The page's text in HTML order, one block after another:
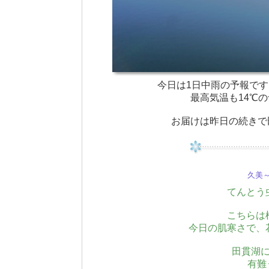
今日は1日中雨の予報で
最高気温も14℃の
お届けは昨日の続き
久美
てんと
こちらは
今日の肌寒さで、
田貫湖
有難